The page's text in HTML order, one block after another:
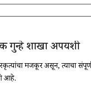
गुन्हे शाखा अपयशी
मजकूर असून, त्याचा संपूर्ण
आहे.